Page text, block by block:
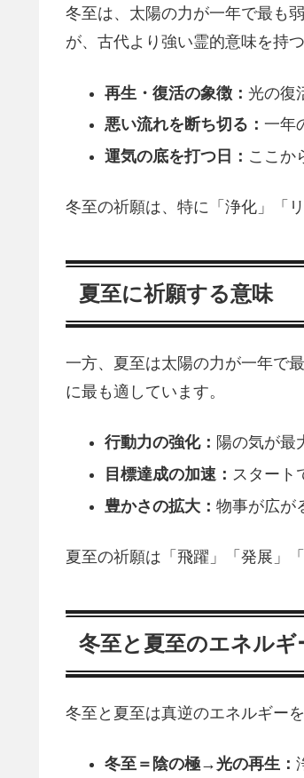
冬至は、太陽の力が一年で最も
が、古代より強い霊的意味を持
再生・復活の象徴： 光の復
悪い流れを断ち切る： 一年
運気の底を打つ日： ここか
冬至の祈願は、特に「浄化」「
夏至に祈願する意味
一方、夏至は太陽の力が一年で
に最も適しています。
行動力の強化： 陽の気が最
目標達成の加速： スタート
豊かさの拡大： 物事が広が
夏至の祈願は「飛躍」「発展」
冬至と夏至のエネルギ
冬至と夏至は真逆のエネルギー
冬至＝陰の極→光の再生：